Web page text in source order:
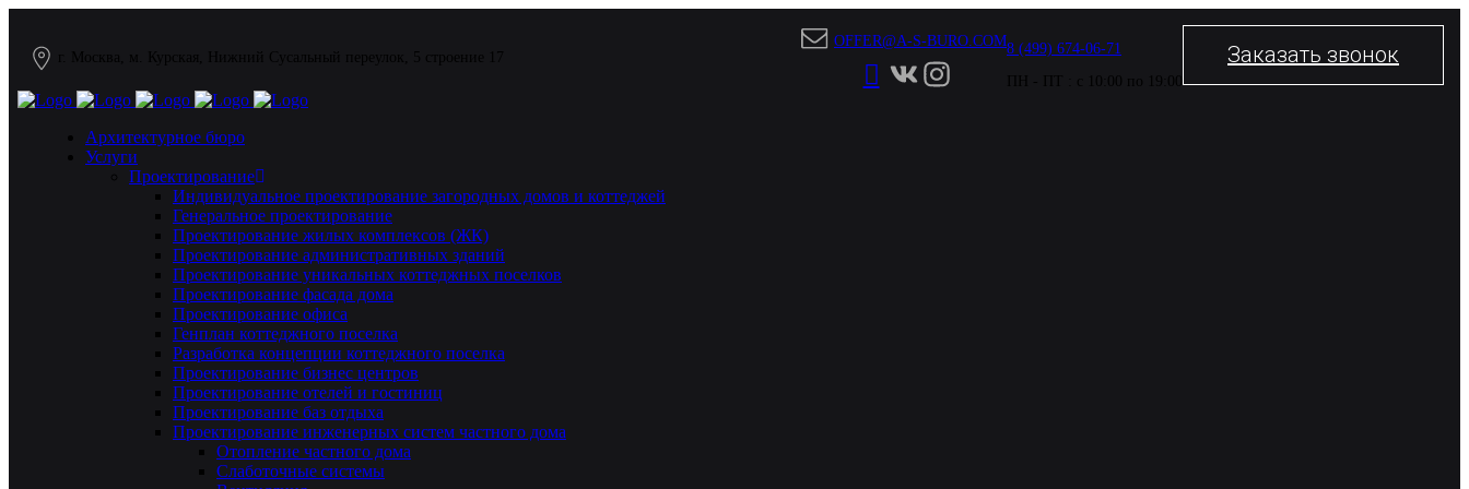
г. Москва, м. Курская, Нижний Сусальный переулок, 5 строение 17
OFFER@A-S-BURO.COM8 (499) 674-06-71
ПН - ПТ : с 10:00 по 19:00
Заказать звонок
Архитектурное бюро
Услуги
Проектирование
Индивидуальное проектирование загородных домов и коттеджей
Генеральное проектирование
Проектирование жилых комплексов (ЖК)
Проектирование административных зданий
Проектирование уникальных коттеджных поселков
Проектирование фасада дома
Проектирование офиса
Генплан коттеджного поселка
Разработка концепции коттеджного поселка
Проектирование бизнес центров
Проектирование отелей и гостиниц
Проектирование баз отдыха
Проектирование инженерных систем частного дома
Отопление частного дома
Слаботочные системы